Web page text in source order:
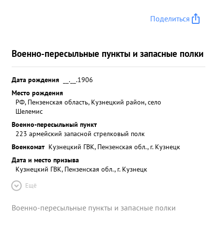
Поделиться
Военно-пересыльные пункты и запасные полки
Дата рождения
__.__.1906
Место рождения
РФ, Пензенская область, Кузнецкий район, село
Шелемис
Военно-пересыльный пункт
223 армейский запасной стрелковый полк
Военкомат Кузнецкий ГВК, Пензенская обл., г. Кузнецк
Дата и место призыва
Кузнецкий ГВК, Пензенская обл., г. Кузнецк
Ещё
Военно-пересыльные пункты и запасные полки